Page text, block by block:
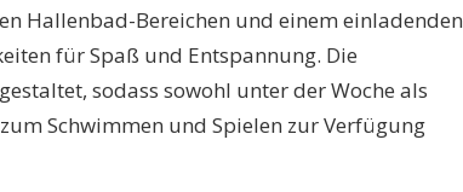
Hallenbad-Bereichen und einem einladenden
für Spaß und Entspannung. Die
sodass sowohl unter der Woche als
Schwimmen und Spielen zur Verfügung